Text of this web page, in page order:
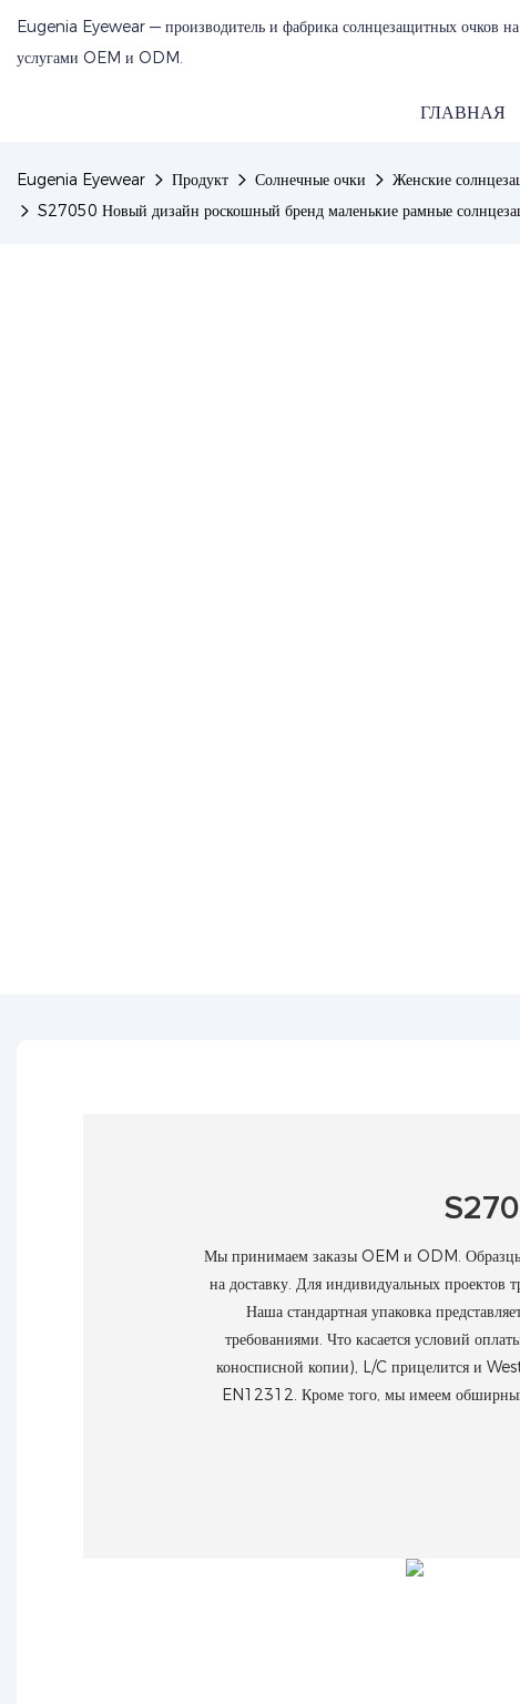
Eugenia Eyewear — производитель и фабрика солнцезащитных очков на
услугами OEM и ODM.
ГЛАВНАЯ
Eugenia Eyewear Продукт Солнечные очки
Женские
S27050 Новый дизайн роскошный бренд маленькие рамные
Мы принимаем заказы OEM и ODM. Образцы
на доставку. Для индивидуальных проектов
Наша стандартная упаковка
требованиями. Что касается условий
коносписной копии), L/C прицелится и
EN12312. Кроме того, мы имеем